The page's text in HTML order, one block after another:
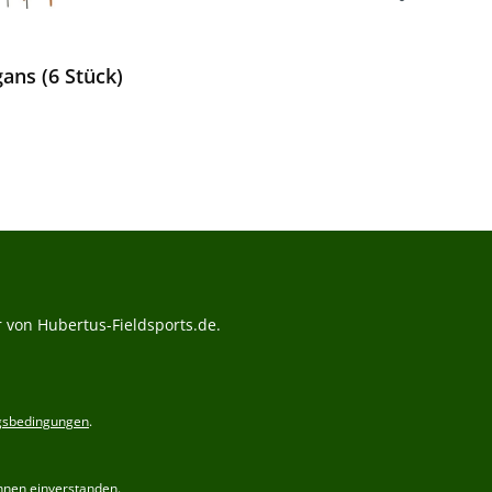
(6 Stück)
Hubertus-Fieldsports.de.
.
einverstanden.